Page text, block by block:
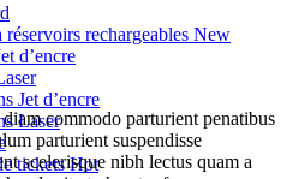
rechargeables New
d’encre
Jet d’encre
Laser
ticketsHot
commodo parturient penatibus
parturient suspendisse
scelerisque nibh lectus quam a